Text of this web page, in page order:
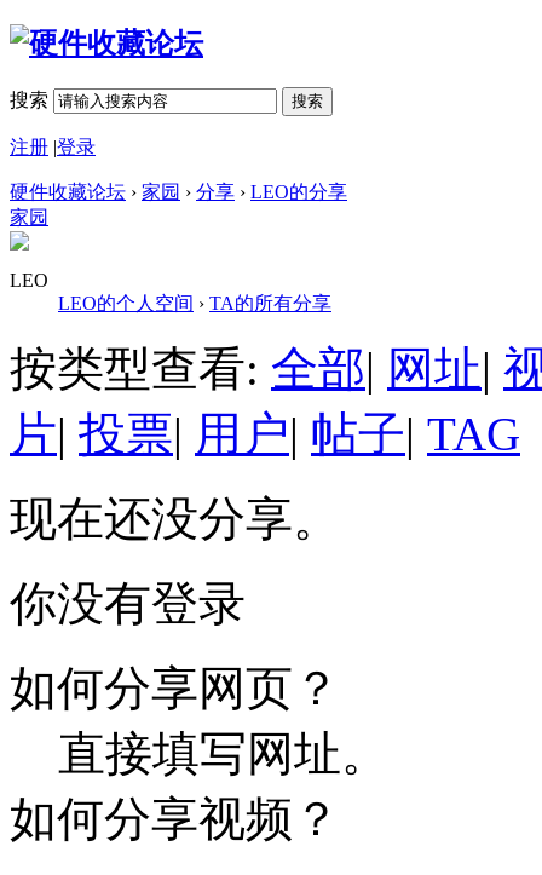
搜索 搜索
注册 |登录
硬件收藏论坛 › 家园 › 分享 › LEO的分享
家园
LEO
LEO的个人空间 › TA的所有分享
按类型查看: 全部| 网址|
片| 投票| 用户| 帖子| TAG
现在还没分享。
你没有登录
如何分享网页？
直接填写网址。
如何分享视频？